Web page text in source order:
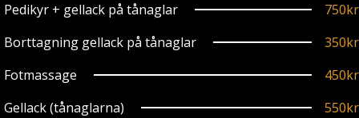
Pedikyr + gellack på tånaglar
750kr
Borttagning gellack på tånaglar
350kr
Fotmassage
450kr
Gellack (tånaglarna)
550kr